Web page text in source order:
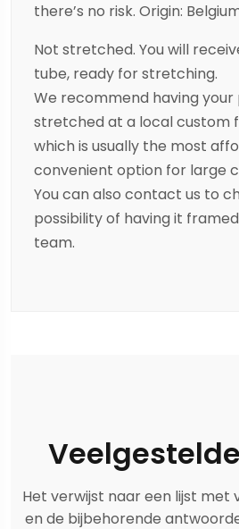
there’s no risk. Origin:
Not stretched. You will
tube, ready for stretching.
We recommend having your
stretched at a local custom
which is usually the most
convenient option for large
You can also contact us to
possibility of having it
team.
Het verwijst naar een lijst met
en de bijbehorende